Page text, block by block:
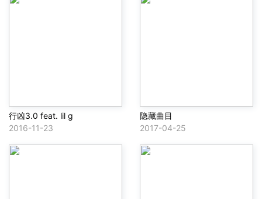
行凶3.0 feat. lil g
2016-11-23
隐藏曲目
2017-04-25